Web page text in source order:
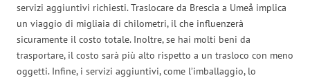
servizi aggiuntivi richiesti. Traslocare da Brescia a Umeå implica
un viaggio di migliaia di chilometri, il che influenzerà
sicuramente il costo totale. Inoltre, se hai molti beni da
trasportare, il costo sarà più alto rispetto a un trasloco con meno
oggetti. Infine, i servizi aggiuntivi, come l’imballaggio, lo